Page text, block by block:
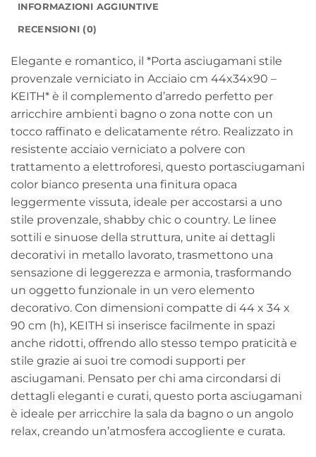
INFORMAZIONI AGGIUNTIVE
RECENSIONI (0)
Elegante e romantico, il *Porta asciugamani stile
provenzale verniciato in Acciaio cm 44x34x90 –
KEITH* è il complemento d’arredo perfetto per
arricchire ambienti bagno o zona notte con un
tocco raffinato e delicatamente rétro. Realizzato in
resistente acciaio verniciato a polvere con
trattamento a elettroforesi, questo portasciugamani
color bianco presenta una finitura opaca
leggermente vissuta, ideale per accostarsi a uno
stile provenzale, shabby chic o country. Le linee
sottili e sinuose della struttura, unite ai dettagli
decorativi in metallo lavorato, trasmettono una
sensazione di leggerezza e armonia, trasformando
un oggetto funzionale in un vero elemento
decorativo. Con dimensioni compatte di 44 x 34 x
90 cm (h), KEITH si inserisce facilmente in spazi
anche ridotti, offrendo allo stesso tempo praticità e
stile grazie ai suoi tre comodi supporti per
asciugamani. Pensato per chi ama circondarsi di
dettagli eleganti e curati, questo porta asciugamani
è ideale per arricchire la sala da bagno o un angolo
relax, creando un’atmosfera accogliente e curata.